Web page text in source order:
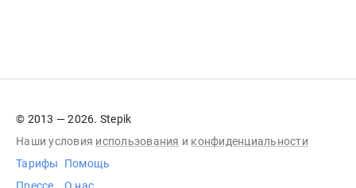
© 2013 — 2026. Stepik
Наши условия использования и конфиденциальности
Тарифы
Помощь